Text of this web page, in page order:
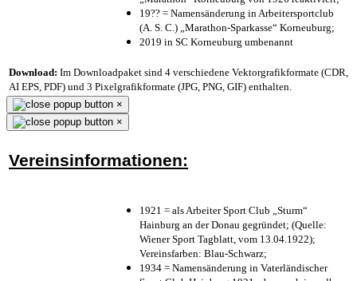
19?? = Namensänderung in Arbeitersportclub
(A. S. C.) „Marathon-Sparkasse“ Korneuburg;
2019 in SC Korneuburg umbenannt
Download: Im Downloadpaket sind 4 verschiedene Vektorgrafikformate (CDR,
AI EPS, PDF) und 3 Pixelgrafikformate (JPG, PNG, GIF) enthalten.
×
×
Vereinsinformationen:
1921 = als Arbeiter Sport Club „Sturm“
Hainburg an der Donau gegründet; (Quelle:
Wiener Sport Tagblatt, vom 13.04.1922);
Vereinsfarben: Blau-Schwarz;
1934 = Namensänderung in Vaterländischer